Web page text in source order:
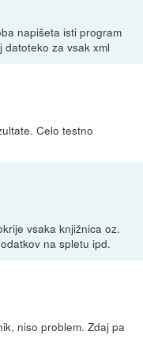
napišeta isti program
za vsak xml
Celo testno
vsaka knjižnica oz.
na spletu ipd.
niso problem. Zdaj pa